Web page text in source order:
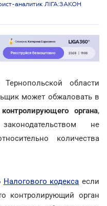
аналитик ЛІГА:ЗАКОН
области
может обжаловать в
органа,
не
количества
Налогового кодекса если
контролирующий орган